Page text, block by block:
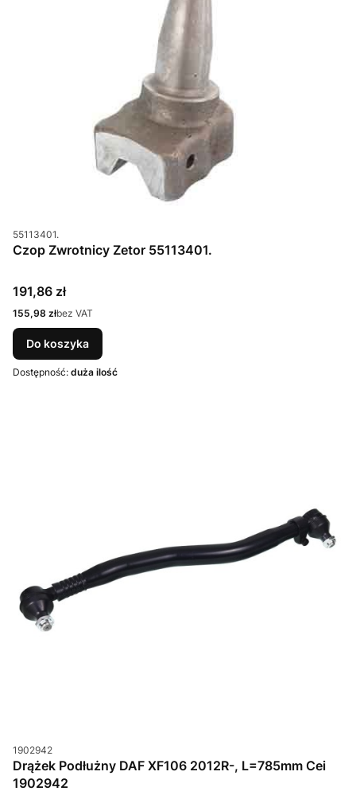
Kod produktu
55113401.
Czop Zwrotnicy Zetor 55113401.
Cena
191,86 zł
Cena
155,98 złbez VAT
Do koszyka
Dostępność: duża ilość
Kod produktu
1902942
Drążek Podłużny DAF XF106 2012R-, L=785mm Cei
1902942